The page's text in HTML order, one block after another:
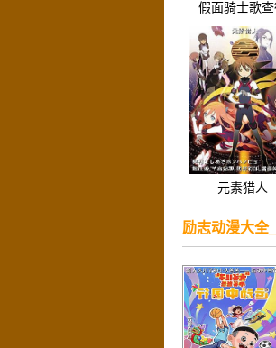
假面骑士歌
元素猎人
励志动漫大全